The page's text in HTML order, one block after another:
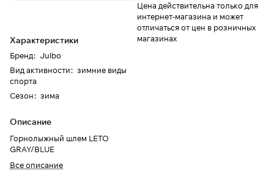
Характеристики
Бренд: Julbo
Вид активности: зимние виды
спорта
Сезон: зима
Описание
Горнолыжный шлем LETO
GRAY/BLUE
Все описание
Цена действительна только для
интернет-магазина и может
отличаться от цен в розничных
магазинах